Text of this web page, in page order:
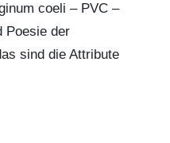
coeli – PVC –
Poesie der
sind die Attribute